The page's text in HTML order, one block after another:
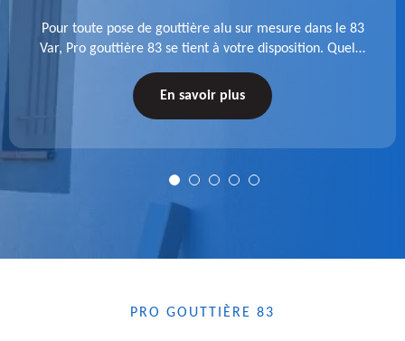
Pour toute pose de gouttière alu sur mesure dans le 83
Var, Pro gouttière 83 se tient à votre disposition. Quelle
nous confiance.
En savoir plus
PRO GOUTTIÈRE 83